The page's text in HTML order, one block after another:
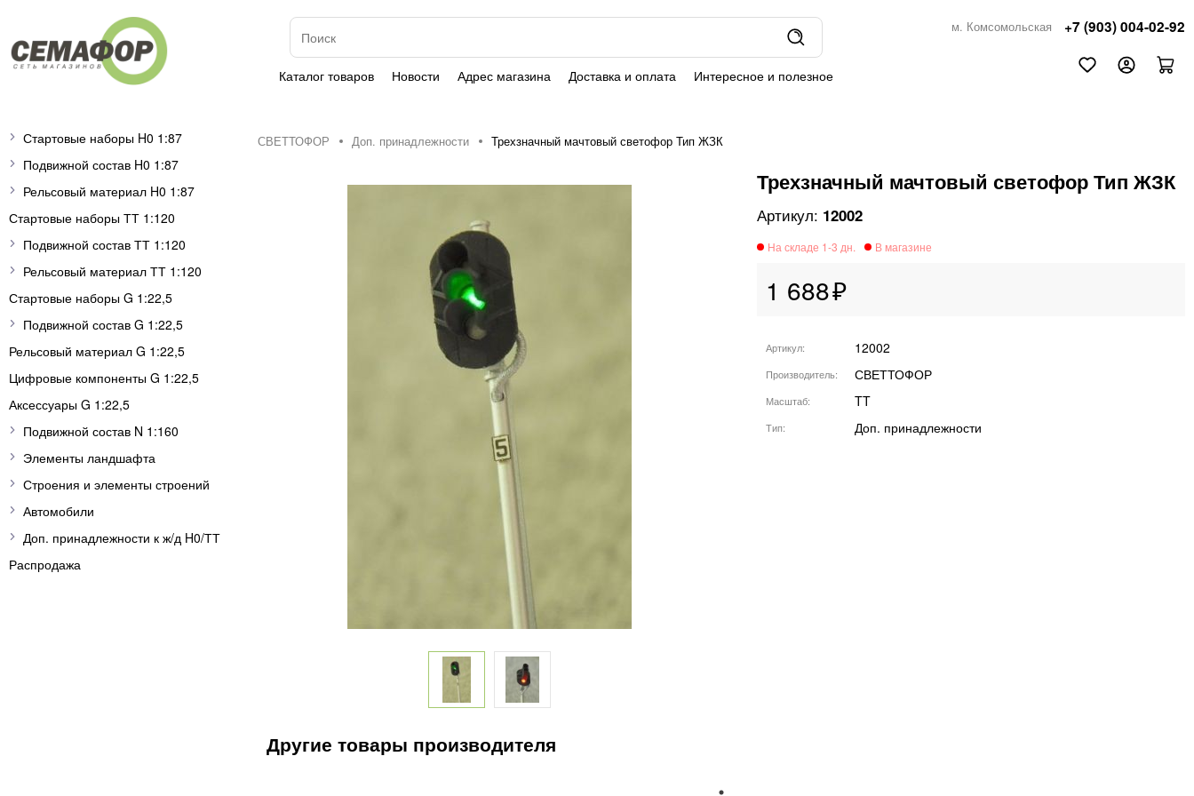
Каталог товаров Новости Адрес магазина Доставка и оплата Интересное и полезное
м. Комсомольская +7 (903) 004-02-92
Стартовые наборы H0 1:87
Подвижной состав H0 1:87
Рельсовый материал H0 1:87
Стартовые наборы ТТ 1:120
Подвижной состав ТТ 1:120
Рельсовый материал ТТ 1:120
Стартовые наборы G 1:22,5
Подвижной состав G 1:22,5
Рельсовый материал G 1:22,5
Цифровые компоненты G 1:22,5
Аксессуары G 1:22,5
Подвижной состав N 1:160
Элементы ландшафта
Строения и элементы строений
Автомобили
Доп. принадлежности к ж/д H0/ТТ
Распродажа
СВЕТТОФОР Доп. принадлежности Трехзначный мачтовый светофор Тип ЖЗК
Трехзначный мачтовый светофор Тип ЖЗК
12002
1 688
Артикул 12002
Производитель СВЕТТОФОР
Масштаб TT
Тип Доп. принадлежности